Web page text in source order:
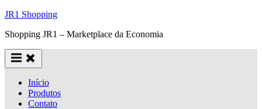
Skip
content
JR1 Shopping
Shopping JR1 – Marketplace da Economia
Início
Produtos
Contato